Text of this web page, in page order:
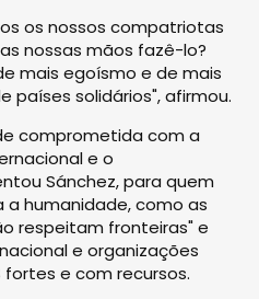
os nossos compatriotas
nossas mãos fazê-lo?
mais egoísmo e de mais
países solidários", afirmou.
comprometida com a
e o
Sánchez, para quem
humanidade, como as
respeitam fronteiras" e
e organizações
e com recursos.